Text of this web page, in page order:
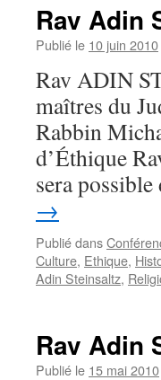
Rav Adin
Publié le 10 juin 2010
Rav ADIN
maîtres du
Rabbin
d’Éthique
sera
→
Publié dans
Culture, Ethique,
Adin Steinsaltz,
Rav Adin
Publié le 15 mai 2010